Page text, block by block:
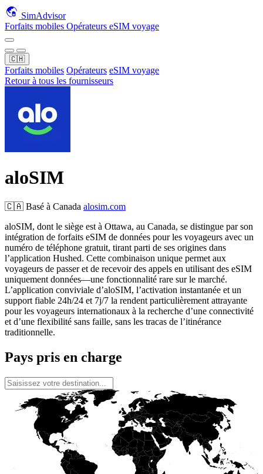
SimAdvisor
Forfaits mobiles Opérateurs eSIM voyage
🇨🇭
Forfaits mobiles Opérateurs eSIM voyage
Retour à tous les fournisseurs
aloSIM
🇨🇦 Basé à Canada alosim.com
aloSIM, dont le siège est à Ottawa, au Canada, se distingue par son
intégration de forfaits eSIM de données pour les voyageurs avec un
numéro de téléphone gratuit, tirant parti de ses origines dans
l’application Hushed. Cette combinaison unique permet aux
voyageurs de passer et de recevoir des appels en utilisant des eSIM
uniquement données—une fonctionnalité rare sur le marché.
L’application conviviale d’aloSIM, l’activation instantanée et un
support fiable 24h/24 et 7j/7 la rendent particulièrement attrayante
pour les voyageurs internationaux à la recherche d’une connectivité
et d’une flexibilité sans faille, sans les tracas de l’itinérance
traditionnelle.
Pays pris en charge